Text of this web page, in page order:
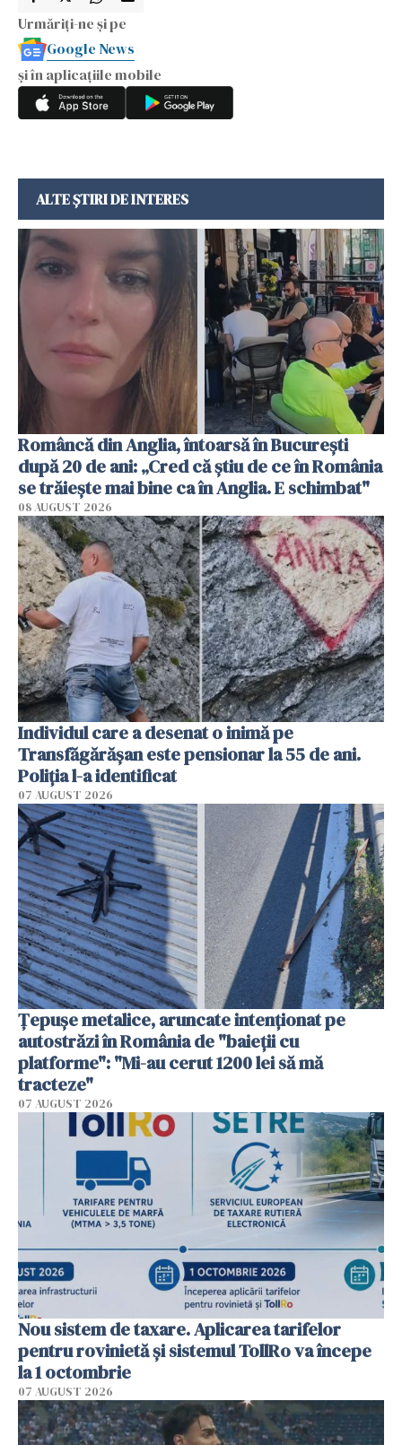
Urmăriți-ne și pe
Google News
și în aplicațiile mobile
ALTE ȘTIRI DE INTERES
Româncă din Anglia, întoarsă în București
după 20 de ani: „Cred că știu de ce în România
se trăiește mai bine ca în Anglia. E schimbat"
08 AUGUST 2026
Individul care a desenat o inimă pe
Transfăgărășan este pensionar la 55 de ani.
Poliția l-a identificat
07 AUGUST 2026
Țepușe metalice, aruncate intenționat pe
autostrăzi în România de "baieții cu
platforme": "Mi-au cerut 1200 lei să mă
tracteze"
07 AUGUST 2026
Nou sistem de taxare. Aplicarea tarifelor
pentru rovinietă şi sistemul TollRo va începe
la 1 octombrie
07 AUGUST 2026